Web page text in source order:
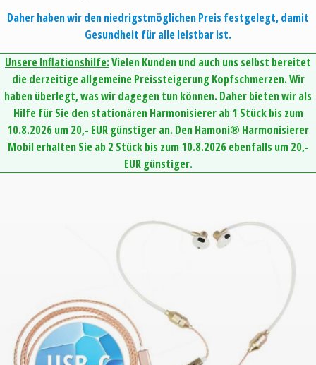
Daher haben wir den niedrigstmöglichen Preis festgelegt, damit
Gesundheit für alle leistbar ist.
Unsere Inflationshilfe:Vielen Kunden und auch uns selbst bereitet
die derzeitige allgemeine Preissteigerung Kopfschmerzen. Wir
haben überlegt, was wir dagegen tun können. Daher bieten wir als
Hilfe für Sie den stationären Harmonisierer ab 1 Stück bis zum
10.8.2026 um 20,- EUR günstiger an. Den Hamoni® Harmonisierer
Mobil erhalten Sie ab 2 Stück bis zum 10.8.2026 ebenfalls um 20,-
EUR günstiger.